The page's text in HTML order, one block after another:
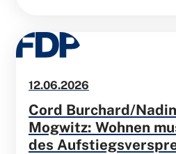
12.06.2026
Cord Burchard/
Mogwitz: Wohnen
des